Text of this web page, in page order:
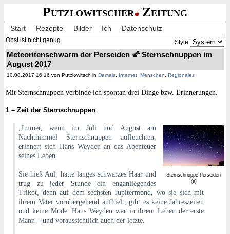
Putzlowitscher Zeitung
Start Rezepte Bilder Ich Datenschutz
Obst ist nicht genug Style
Meteoritenschwarm der Perseiden 🌠 Sternschnuppen im
August 2017
10.08.2017 16:16 von Putzlowitsch in Damals, Internet, Menschen, Regionales
Mit Sternschnuppen verbinde ich spontan drei Dinge bzw. Erinnerungen.
1 – Zeit der Sternschnuppen
Sternschnuppe Perseiden
(a)
„Immer, wenn im Juli und August am
Nachthimmel Sternschnuppen aufleuchten,
erinnert sich Hans Weyden an das Abenteuer
seines Leben.
Sie hieß Aul, hatte langes schwarzes Haar und
trug zu jeder Stunde ein enganliegendes
Trikot, denn auf dem sechsten Jupitermond, wo sie sich mit
ihrem Vater vorübergehend aufhielt, gibt es keine Jahreszeiten
und keine Mode. Hans Weyden war in ihrem Leben der erste
Mann – und voraussichtlich auch der letzte.